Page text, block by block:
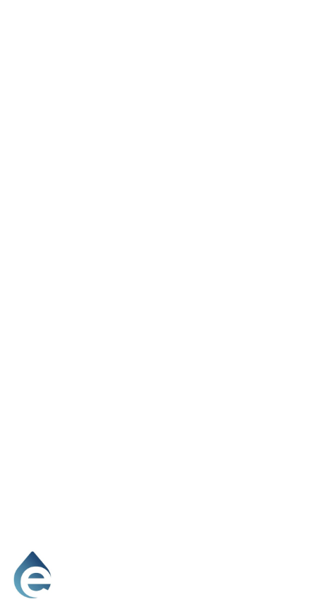
EMAUX-
LOGO